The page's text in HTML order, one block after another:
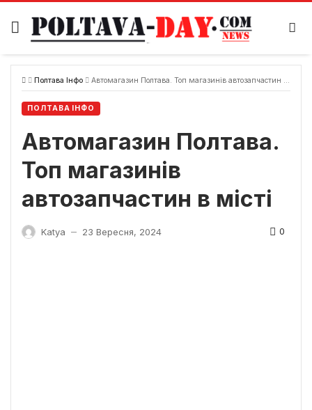
Skip
Полтава Інфо Автомагазин Полтава. Топ магазинів автозапчастин в місті
ПОЛТАВА ІНФО
Автомагазин Полтава.
Топ магазинів
автозапчастин в місті
Katya — 23 Вересня, 2024 0